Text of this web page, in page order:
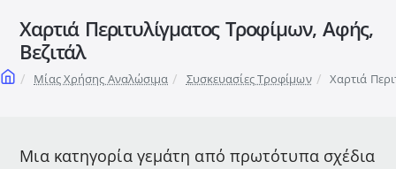
δύναμη
του
ΑΙ...
Χαρτιά Περιτυλίγματος Τροφίμων, Αφής,
Βεζιτάλ
homeΜίας Χρήσης Αναλώσιμα Συσκευασίες Τροφίμων Χαρτιά
Μια κατηγορία γεμάτη από πρωτότυπα σχέδια